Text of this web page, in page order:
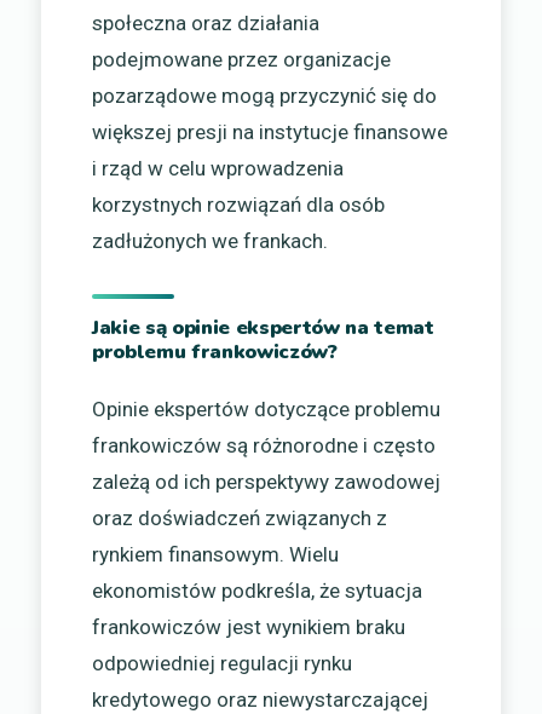
społeczna oraz działania
podejmowane przez organizacje
pozarządowe mogą przyczynić się do
większej presji na instytucje finansowe
i rząd w celu wprowadzenia
korzystnych rozwiązań dla osób
zadłużonych we frankach.
Jakie są opinie ekspertów na temat
problemu frankowiczów?
Opinie ekspertów dotyczące problemu
frankowiczów są różnorodne i często
zależą od ich perspektywy zawodowej
oraz doświadczeń związanych z
rynkiem finansowym. Wielu
ekonomistów podkreśla, że sytuacja
frankowiczów jest wynikiem braku
odpowiedniej regulacji rynku
kredytowego oraz niewystarczającej